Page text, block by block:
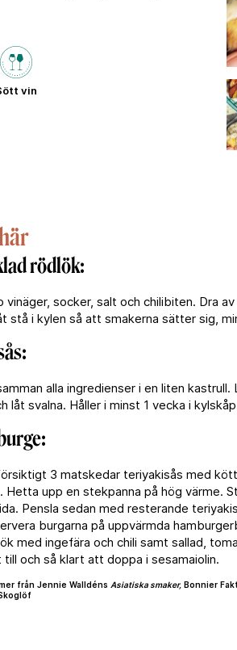
vin
rödlök:
vinäger, socker, salt och chilibiten. Dra
stå i kylen så att smakerna sätter sig,
alla ingredienser i en liten
låt svalna. Håller i minst 1 vecka i
3 matskedar teriyakisås med
Hetta upp en stekpanna på hög värme.
Pensla sedan med resterande
burgarna på uppvärmda
med ingefära och chili samt sallad,
och så klart att doppa i sesamaiolin.
från Jennie Walldéns Asiatiska smaker, Bonnier